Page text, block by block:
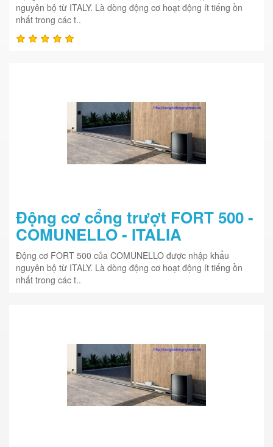
nguyên bộ từ ITALY. Là dòng động cơ hoạt động ít tiếng ồn
nhất trong các t..
Động cơ cổng trượt FORT 500 -
COMUNELLO - ITALIA
Động cơ FORT 500 của COMUNELLO được nhập khẩu
nguyên bộ từ ITALY. Là dòng động cơ hoạt động ít tiếng ồn
nhất trong các t..